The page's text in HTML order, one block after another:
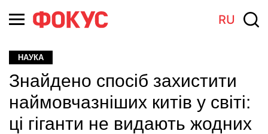
RU
НАУКА
Знайдено спосіб захистити
наймовчазніших китів у світі:
ці гіганти не видають жодних